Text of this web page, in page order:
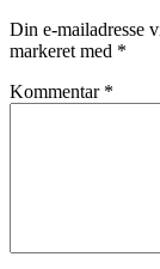
Din e-mailadresse
markeret med *
Kommentar *